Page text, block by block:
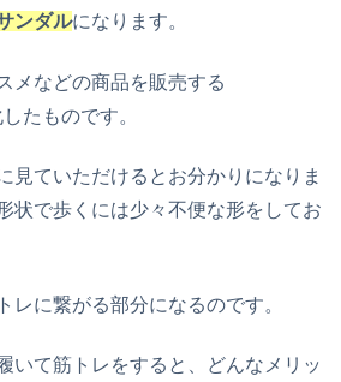
ンダルになります。
メなどの商品を販売する
たものです。
見ていただけるとお分かりになりま
状で歩くには少々不便な形をしてお
レに繋がる部分になるのです。
いて筋トレをすると、どんなメリッ